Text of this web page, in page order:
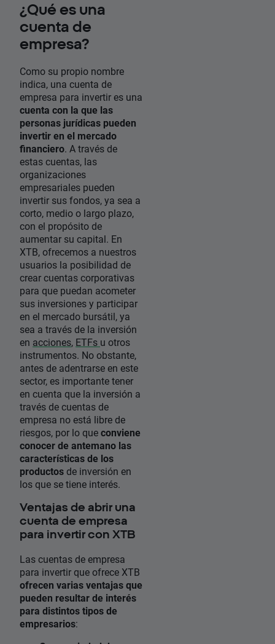
¿Qué es una
cuenta de
empresa?
Como su propio nombre
indica, una cuenta de
empresa para invertir es una
cuenta con la que las
personas jurídicas pueden
invertir en el mercado
financiero. A través de
estas cuentas, las
organizaciones
empresariales pueden
invertir sus fondos, ya sea a
corto, medio o largo plazo,
con el propósito de
aumentar su capital. En
XTB, ofrecemos a nuestros
usuarios la posibilidad de
crear cuentas corporativas
para que puedan acometer
sus inversiones y participar
en el mercado bursátil, ya
sea a través de la inversión
en acciones, ETFs u otros
instrumentos. No obstante,
antes de adentrarse en este
sector, es importante tener
en cuenta que la inversión a
través de cuentas de
empresa no está libre de
riesgos, por lo queconviene
conocer de antemano las
características de los
productos de inversión en
los que se tiene interés.
Ventajas de abrir una
cuenta de empresa
para invertir con XTB
Las cuentas de empresa
para invertir que ofrece XTB
ofrecen varias ventajas que
pueden resultar de interés
para distintos tipos de
empresarios: